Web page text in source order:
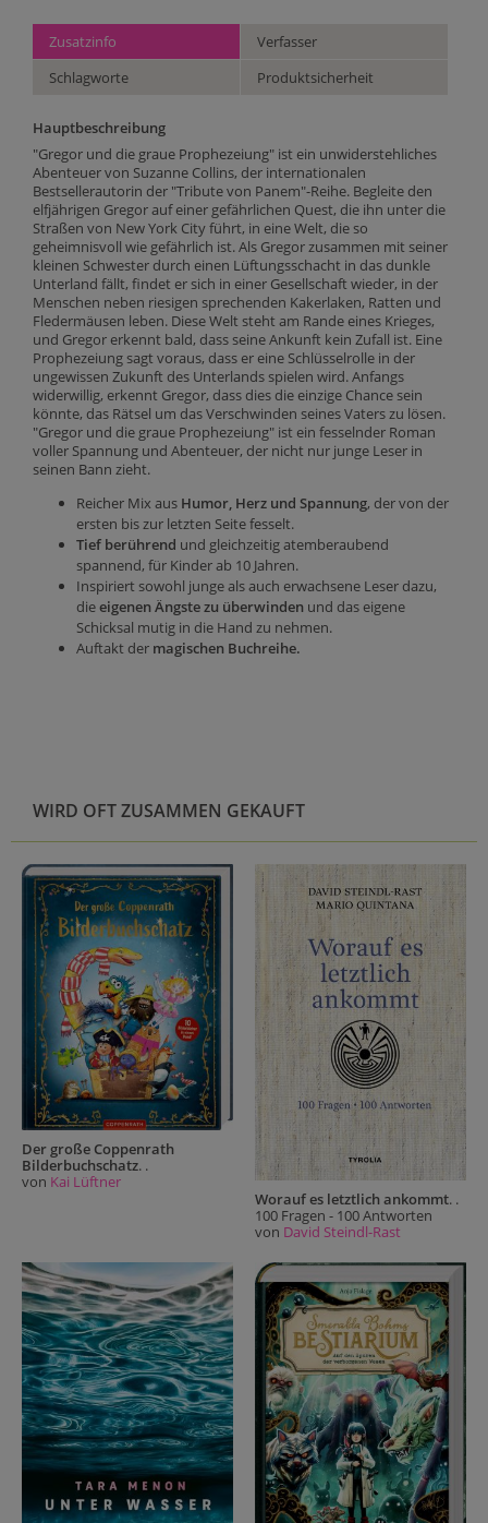
Zusatzinfo
Verfasser
Schlagworte
Produktsicherheit
Hauptbeschreibung
"Gregor und die graue Prophezeiung" ist ein unwiderstehliches
Abenteuer von Suzanne Collins, der internationalen
Bestsellerautorin der "Tribute von Panem"-Reihe. Begleite den
elfjährigen Gregor auf einer gefährlichen Quest, die ihn unter die
Straßen von New York City führt, in eine Welt, die so
geheimnisvoll wie gefährlich ist. Als Gregor zusammen mit seiner
kleinen Schwester durch einen Lüftungsschacht in das dunkle
Unterland fällt, findet er sich in einer Gesellschaft wieder, in der
Menschen neben riesigen sprechenden Kakerlaken, Ratten und
Fledermäusen leben. Diese Welt steht am Rande eines Krieges,
und Gregor erkennt bald, dass seine Ankunft kein Zufall ist. Eine
Prophezeiung sagt voraus, dass er eine Schlüsselrolle in der
ungewissen Zukunft des Unterlands spielen wird. Anfangs
widerwillig, erkennt Gregor, dass dies die einzige Chance sein
könnte, das Rätsel um das Verschwinden seines Vaters zu lösen.
"Gregor und die graue Prophezeiung" ist ein fesselnder Roman
voller Spannung und Abenteuer, der nicht nur junge Leser in
seinen Bann zieht.
Reicher Mix aus Humor, Herz und Spannung, der von der
ersten bis zur letzten Seite fesselt.
Tief berührend und gleichzeitig atemberaubend
spannend, für Kinder ab 10 Jahren.
Inspiriert sowohl junge als auch erwachsene Leser dazu,
dieeigenen Ängste zu überwinden und das eigene
Schicksal mutig in die Hand zu nehmen.
Auftakt der magischen Buchreihe.
WIRD OFT ZUSAMMEN GEKAUFT
Der große Coppenrath
Bilderbuchschatz. .
von Kai Lüftner
Worauf es letztlich ankommt. .
100 Fragen - 100 Antworten
von David Steindl-Rast